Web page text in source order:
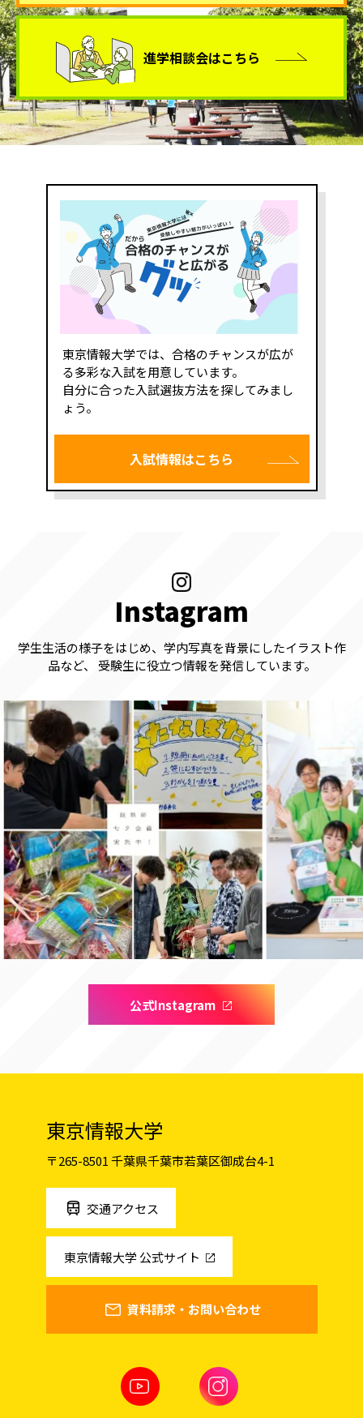
進学相談会はこちら
入試情報はこちら
東京情報大学では、合格のチャンスが広が
る多彩な入試を用意しています。
自分に合った入試選抜方法を探してみまし
ょう。
Instagram
学生生活の様子をはじめ、学内写真を背景にしたイラスト作
品など、
受験生に役立つ情報を発信しています。
公式Instagram
東京情報大学
〒265-8501 千葉県千葉市若葉区御成台4-1
交通アクセス
東京情報大学 公式サイト
資料請求・お問い合わせ